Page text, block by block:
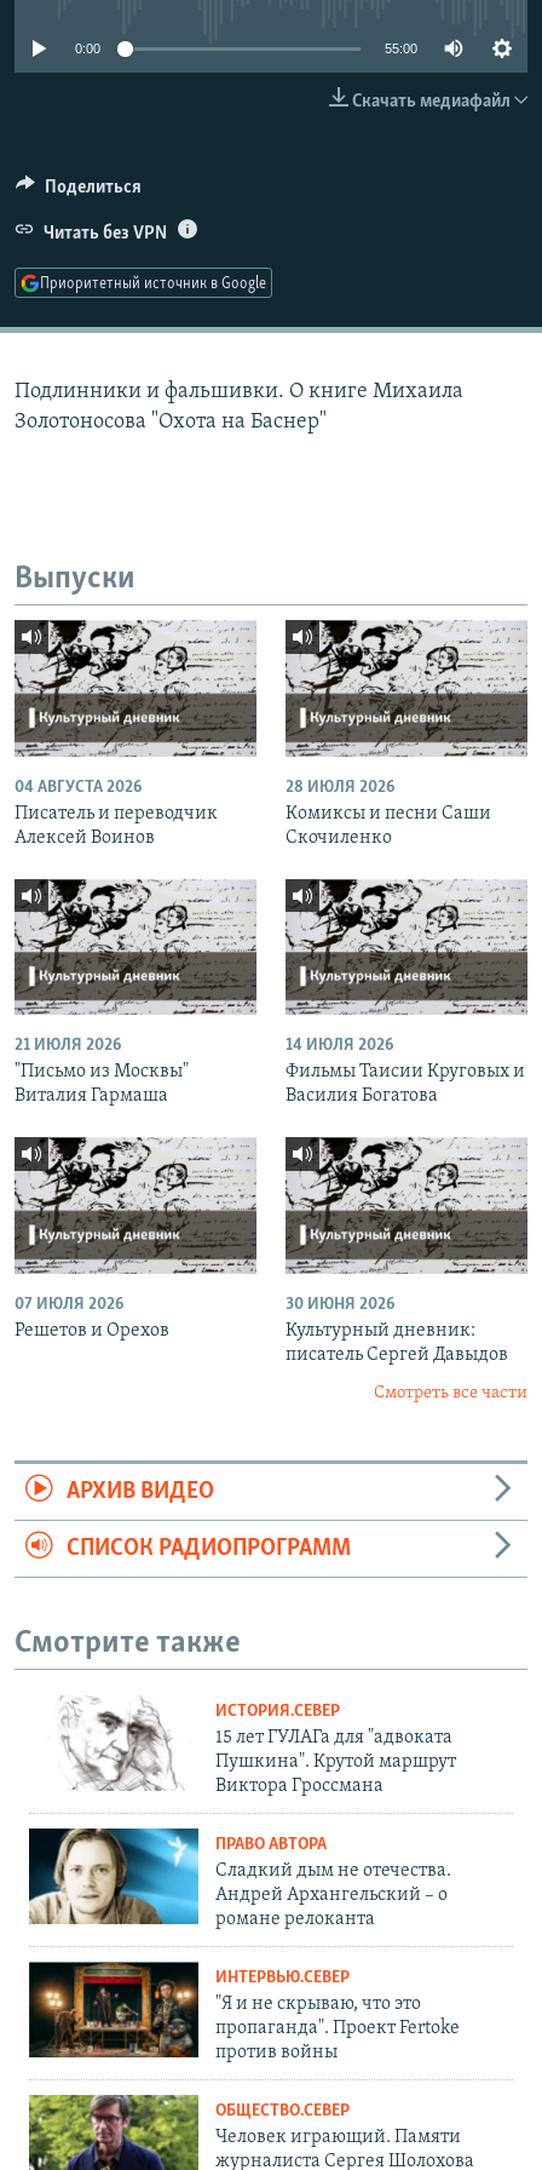
Все сайты РСЕ/РС
0:00 55:00
Скачать медиафайл
Поделиться
Читать без VPN
Приоритетный источник в Google
Подлинники и фальшивки. О книге Михаила
Золотоносова "Охота на Баснер"
Выпуски
04 АВГУСТА 2026
Писатель и переводчик
Алексей Воинов
28 ИЮЛЯ 2026
Комиксы и песни Саши
Скочиленко
21 ИЮЛЯ 2026
"Письмо из Москвы"
Виталия Гармаша
14 ИЮЛЯ 2026
Фильмы Таисии Круговых и
Василия Богатова
07 ИЮЛЯ 2026
Решетов и Орехов
30 ИЮНЯ 2026
Культурный дневник:
писатель Сергей Давыдов
Смотреть все части
АРХИВ ВИДЕО
СПИСОК РАДИОПРОГРАММ
Смотрите также
ИСТОРИЯ.СЕВЕР
15 лет ГУЛАГа для "адвоката
Пушкина". Крутой маршрут
Виктора Гроссмана
ПРАВО АВТОРА
Сладкий дым не отечества.
Андрей Архангельский – о
романе релоканта
ИНТЕРВЬЮ.СЕВЕР
"Я и не скрываю, что это
пропаганда". Проект Fertoke
против войны
ОБЩЕСТВО.СЕВЕР
Человек играющий. Памяти
журналиста Сергея Шолохова